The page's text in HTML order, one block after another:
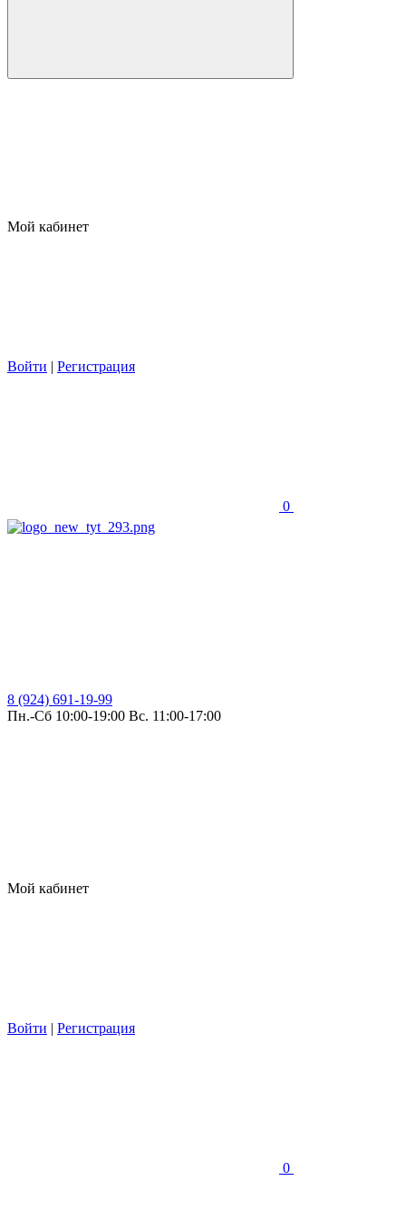
Мой кабинет
Войти | Регистрация
0
8 (924) 691-19-99
Пн.-Сб 10:00-19:00 Вс. 11:00-17:00
Мой кабинет
Войти | Регистрация
0